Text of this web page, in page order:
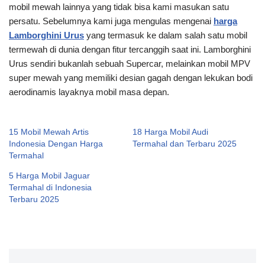
mobil mewah lainnya yang tidak bisa kami masukan satu
persatu. Sebelumnya kami juga mengulas mengenai harga
Lamborghini Urus yang termasuk ke dalam salah satu mobil
termewah di dunia dengan fitur tercanggih saat ini. Lamborghini
Urus sendiri bukanlah sebuah Supercar, melainkan mobil MPV
super mewah yang memiliki desian gagah dengan lekukan bodi
aerodinamis layaknya mobil masa depan.
15 Mobil Mewah Artis
Indonesia Dengan Harga
Termahal
18 Harga Mobil Audi
Termahal dan Terbaru 2025
5 Harga Mobil Jaguar
Termahal di Indonesia
Terbaru 2025